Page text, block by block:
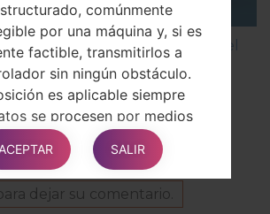
datos de fábrica a través del
en LG G5 H850?
dejar su comentario.
comúnmente
por una máquina y, si es
factible, transmitirlos a
sin ningún obstáculo.
es aplicable siempre
se procesen por medios
y que el procesamiento se
consentimiento del Usuario,
del cual el Usuario forma
obligaciones
ACEPTAR SALIR